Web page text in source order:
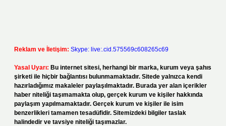
Reklam ve İletişim: Skype: live:.cid.575569c608265c69
Yasal Uyarı: Bu internet sitesi, herhangi bir marka, kurum veya şahıs
şirketi ile hiçbir bağlantısı bulunmamaktadır. Sitede yalnızca kendi
hazırladığımız makaleler paylaşılmaktadır. Burada yer alan içerikler
haber niteliği taşımamakta olup, gerçek kurum ve kişiler hakkında
paylaşım yapılmamaktadır. Gerçek kurum ve kişiler ile isim
benzerlikleri tamamen tesadüfidir. Sitemizdeki bilgiler taslak
halindedir ve tavsiye niteliği taşımazlar.